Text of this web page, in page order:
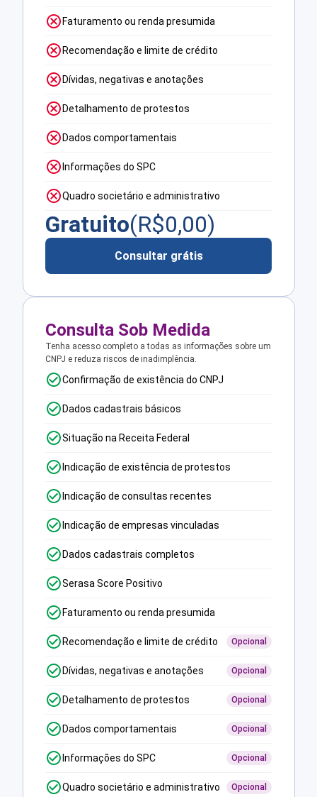
Faturamento ou renda presumida
Recomendação e limite de crédito
Dívidas, negativas e anotações
Detalhamento de protestos
Dados comportamentais
Informações do SPC
Quadro societário e administrativo
Gratuito(R$0,00)
Consultar grátis
Consulta Sob Medida
Tenha acesso completo a todas as informações sobre um
CNPJ e reduza riscos de inadimplência.
Confirmação de existência do CNPJ
Dados cadastrais básicos
Situação na Receita Federal
Indicação de existência de protestos
Indicação de consultas recentes
Indicação de empresas vinculadas
Dados cadastrais completos
Serasa Score Positivo
Faturamento ou renda presumida
Recomendação e limite de crédito Opcional
Dívidas, negativas e anotações Opcional
Detalhamento de protestos Opcional
Dados comportamentais Opcional
Informações do SPC Opcional
Quadro societário e administrativo Opcional